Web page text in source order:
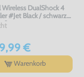
DualShock 4
#Jet Black / schwarz
€
Warenkorb